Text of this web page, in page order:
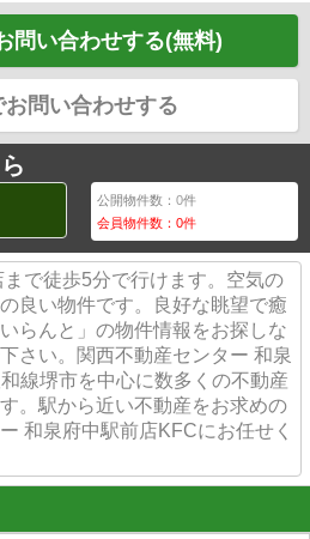
問い合わせする(無料)
お問い合わせする
公開物件数：0件
会員物件数：0件
で徒歩5分で行けます。空気の
良い物件です。良好な眺望で癒
らんと」の物件情報をお探しな
さい。関西不動産センター 和泉
線堺市を中心に数多くの不動産
。駅から近い不動産をお求めの
和泉府中駅前店KFCにお任せく